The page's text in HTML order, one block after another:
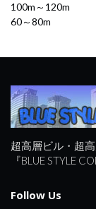
100m～120m
60～80m
超高層ビル・超
『BLUE STYLE
Follow Us